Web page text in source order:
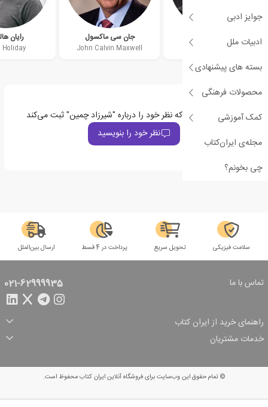
جوایز ادبی
ادبیات ملل
بسته های پیشنهادی
محصولات فرهنگی
کمک آموزشی
مجله‌ی ایران‌کتاب
چی بخونم؟
جیسون فراید
Jason Fried
جان سی ماکسول
John Calvin Maxwell
رایان
Holiday
اولین نفری باشید که نظر خود را درباره "شیرزاد چمین" ثبت می‌کند
نظر خود را بنویسید
سلامت فیزیکی تحویل سریع پرداخت در 4 قسط ارسال بین‌الملل
تماس با ما 021-62999935
راهنمای خرید از ایران کتاب
ثبت سفارش
شرایط ارسال سفارش
شیوه پرداخت
تخفیف‌های خرید
خدمات مشتریان
© تمام حقوق این وب‌سایت برای فروشگاه آنلاین ایران کتاب محفوظ است.